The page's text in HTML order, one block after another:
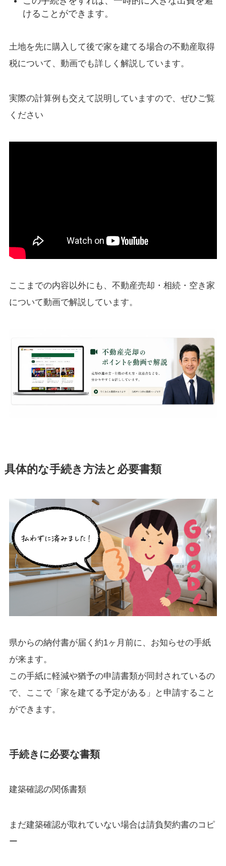
けることができます。
土地を先に購入して後で家を建てる場合の不動産取得
税について、動画でも詳しく解説しています。
実際の計算例も交えて説明していますので、ぜひご覧
ください
ここまでの内容以外にも、不動産売却・相続・空き家
について動画で解説しています。
具体的な手続き方法と必要書類
県からの納付書が届く約1ヶ月前に、お知らせの手紙
が来ます。
この手紙に軽減や猶予の申請書類が同封されているの
で、ここで「家を建てる予定がある」と申請すること
ができます。
手続きに必要な書類
建築確認の関係書類
まだ建築確認が取れていない場合は請負契約書のコピ
ー